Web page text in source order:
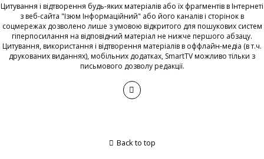
Цитування і відтворення будь-яких матеріалів або їх фрагментів в Інтернеті
з веб-сайта "Ізюм Інформаційний" або його каналів і сторінок в
соцмережах дозволено лише з умовою відкритого для пошукових систем
гіперпосилання на відповідний матеріал не нижче першого абзацу.
Цитування, використання і відтворення матеріалів в оффлайн-медіа (в т.ч.
друкованих виданнях), мобільних додатках, SmartTV можливо тільки з
письмового дозволу редакції.
Back to top